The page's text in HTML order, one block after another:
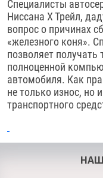
Специалисты
Ниссана Х Трейл,
вопрос о причинах
«железного коня».
позволяет
полноценной
автомобиля. Как
не только износ, но
транспортного